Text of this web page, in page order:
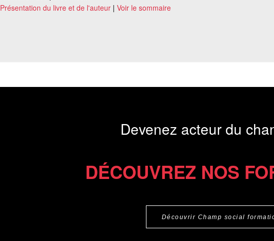
Présentation du livre et de l'auteur |Voir le sommaire
Devenez acteur du
DÉCOUVREZ NOS
Découvrir Champ social